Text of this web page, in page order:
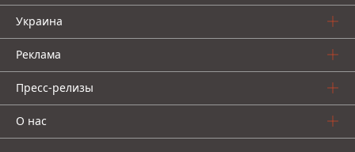
Украина
Реклама
Пресс-релизы
О нас